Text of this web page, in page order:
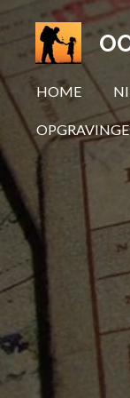
direct
de
hoofdinhoud
HOME